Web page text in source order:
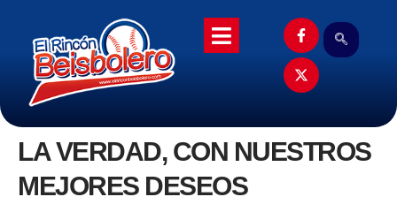
LA VERDAD, CON NUESTROS
MEJORES DESEOS